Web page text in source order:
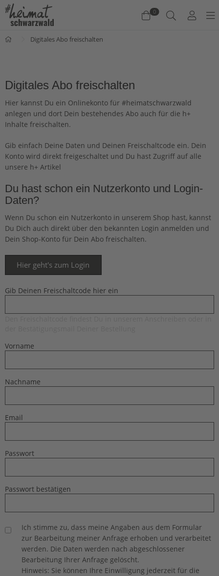
0
Jetzt einkaufen
Digitales Abo freischalten
Digitales Abo freischalten
Hier kannst Du ein Onlinekonto für #heimatschwarzwald
anlegen und dort Dein bestehendes Abo auch für die h+
Inhalte freischalten.
Gib einfach Deine Daten und Deinen Freischaltcode ein. Dein
Konto wird direkt freigeschaltet und Du hast Zugriff auf alle
unsere h+ Artikel
Du hast schon ein Nutzerkonto und Login-
Daten?
Wenn Du schon ein Nutzerkonto in unserem Shop hast, kannst
Du Dich auch direkt über den bekannten Login anmelden und
Dein Shop-Konto für Dein Abo freischalten.
Hier geht's zum Login
Gib Deinen Freischaltcode hier ein
Vorname
Nachname
Email
Passwort
Passwort bestätigen
Ich stimme zu, dass meine Angaben aus dem Formular
zur Bearbeitung meiner Anfrage erhoben und verarbeitet
werden. Die Daten werden nach abgeschlossener
Bearbeitung Ihrer Anfrage gelöscht.
Hinweis: Sie können Ihre Einwilligung jederzeit für die